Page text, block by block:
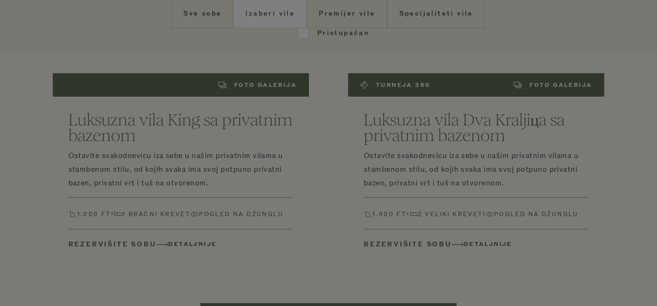
Sve sobe Izaberi vile Premijer vile Specijaliteti vile
Pristupačan
FOTO GALERIJA
Luksuzna vila King sa privatnim
bazenom
Ostavite svakodnevicu iza sebe u našim privatnim vilama u
stambenom stilu, od kojih svaka ima svoj potpuno privatni
bazen, privatni vrt i tuš na otvorenom.
1.000 FT² 1 BRAČNI KREVET POGLED NA DŽUNGLU
REZERVIŠITE SOBU DETALJNIJE
TURNEJA 360 FOTO GALERIJA
Luksuzna vila Dva Kraljiцa sa
privatnim bazenom
Ostavite svakodnevicu iza sebe u našim privatnim vilama u
stambenom stilu, od kojih svaka ima svoj potpuno privatni
bazen, privatni vrt i tuš na otvorenom.
1.000 FT² 2 VELIKI KREVETI POGLED NA DŽUNGLU
REZERVIŠITE SOBU DETALJNIJE